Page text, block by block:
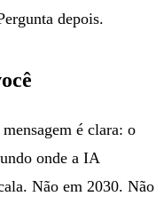
depois.
é clara: o
onde a IA
Não em 2030. Não